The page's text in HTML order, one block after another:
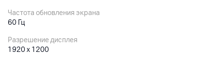
Частота обновления экрана
60 Гц
Разрешение дисплея
1920 x 1200